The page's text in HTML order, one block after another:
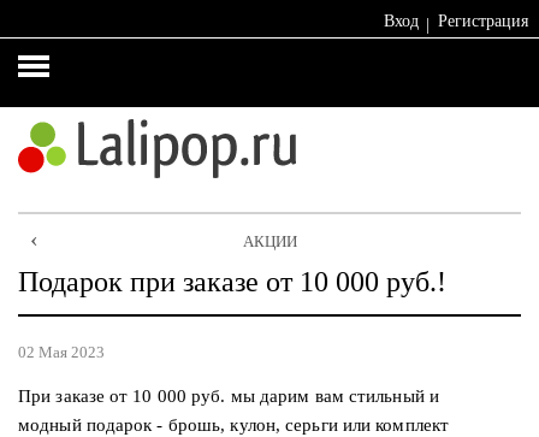
Женская
одежда
⚡️
%
Блузки
и
бриджи
Каталог
сумок
Каталог
бижутерии
Браслеты
и
колье
и
подвески
Каталог
платков
★
Premium
Платки
Шарфы
Вход Регистрация
ГЛАВНАЯ
АКЦИИ
Подарок при заказе от 10 000 руб.!
02 Мая 2023
При заказе от 10 000 руб. мы дарим вам стильный и
модный подарок - брошь, кулон, серьги или комплект